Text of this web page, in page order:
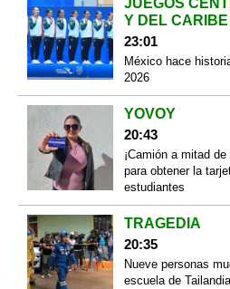
JUEGOS
Y DEL CARIBE
23:01
México hace
2026
YOVOY
20:43
¡Camión a mitad
para obtener la
estudiantes
TRAGEDIA
20:35
Nueve personas
escuela de Tailandia